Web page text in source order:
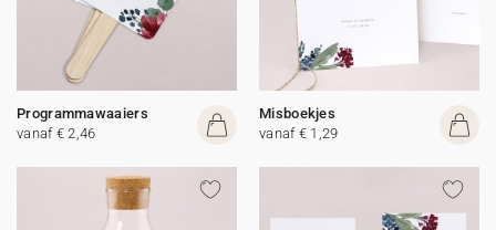
Programmawaaiers
vanaf € 2,46
Misboekjes
vanaf € 1,29